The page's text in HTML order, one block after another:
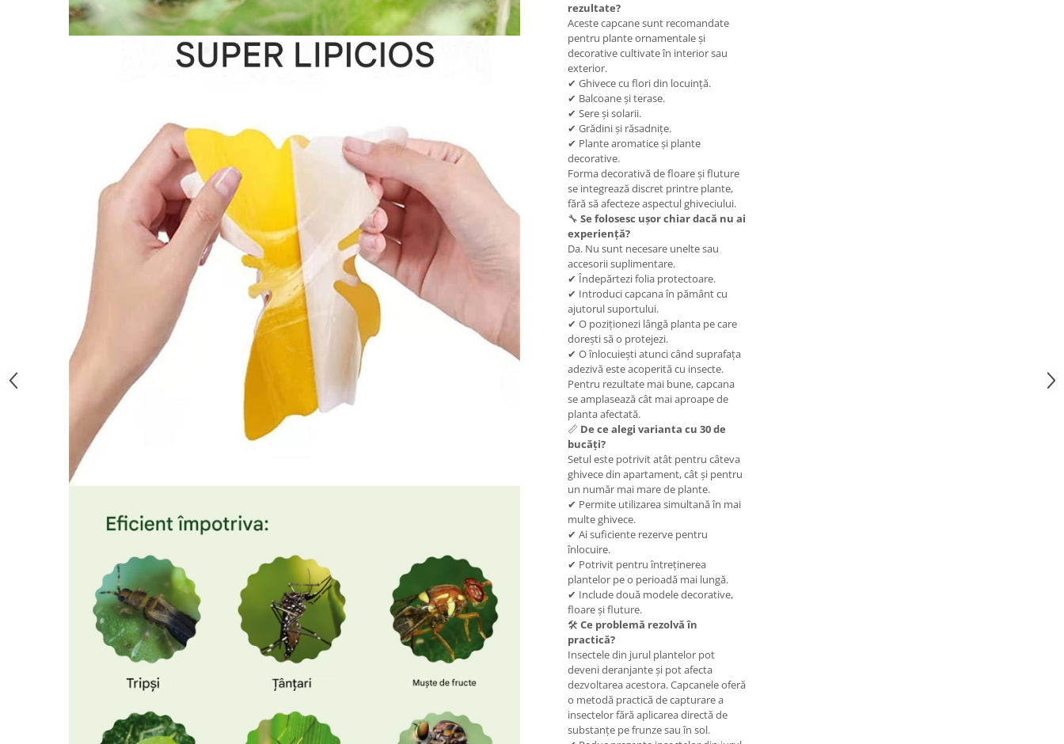
rezultate?
Aceste capcane sunt recomandate
pentru plante ornamentale și
decorative cultivate în interior sau
exterior.
✔ Ghivece cu flori din locuință.
✔ Balcoane și terase.
✔ Sere și solarii.
✔ Grădini și răsadnițe.
✔ Plante aromatice și plante
decorative.
Forma decorativă de floare și fluture
se integrează discret printre plante,
fără să afecteze aspectul ghiveciului.
🔧 Se folosesc ușor chiar dacă nu ai
experiență?
Da. Nu sunt necesare unelte sau
accesorii suplimentare.
✔ Îndepărtezi folia protectoare.
✔ Introduci capcana în pământ cu
ajutorul suportului.
✔ O poziționezi lângă planta pe care
dorești să o protejezi.
✔ O înlocuiești atunci când suprafața
adezivă este acoperită cu insecte.
Pentru rezultate mai bune, capcana
se amplasează cât mai aproape de
planta afectată.
📏 De ce alegi varianta cu 30 de
bucăți?
Setul este potrivit atât pentru câteva
ghivece din apartament, cât și pentru
un număr mai mare de plante.
✔ Permite utilizarea simultană în mai
multe ghivece.
✔ Ai suficiente rezerve pentru
înlocuire.
✔ Potrivit pentru întreținerea
plantelor pe o perioadă mai lungă.
✔ Include două modele decorative,
floare și fluture.
🛠 Ce problemă rezolvă în
practică?
Insectele din jurul plantelor pot
deveni deranjante și pot afecta
dezvoltarea acestora. Capcanele oferă
o metodă practică de capturare a
insectelor fără aplicarea directă de
substanțe pe frunze sau în sol.